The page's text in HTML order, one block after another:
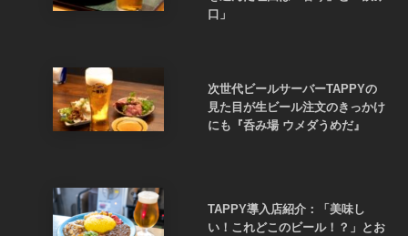
口」
次世代ビールサーバーTAPPYの
見た目が生ビール注文のきっかけ
にも『呑み場 ウメダうめだ』
TAPPY導入店紹介：「美味し
い！これどこのビール！？」とお